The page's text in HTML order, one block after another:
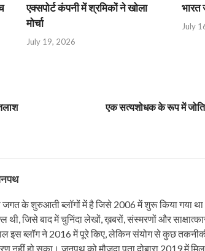
एक्सपोर्ट कंपनी में श्रमिकों ने खोला
मोर्चा
July 19, 2026
भारत
July
एक सत्यशोधक के रूप में
जगत के शुरुआती ब्लॉगों में है जिसे 2006 में शुरू किया गया
थी, जिसे बाद में चुनिंदा लेखों, ख़बरों, संस्मरणों और
इस ब्लॉग ने 2016 में पूरे किए, लेकिन संयोग से कुछ
नहीं हो सका। जनपथ को मौजूदा पता दोबारा 2019 में